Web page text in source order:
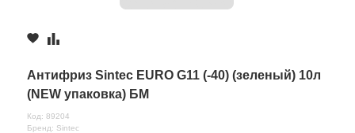
Антифриз Sintec EURO G11 (-40) (зеленый) 10л
(NEW упаковка) БМ
Код: 89204
Бренд: Sintec